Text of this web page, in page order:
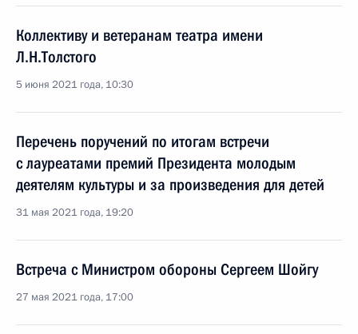
Коллективу и ветеранам театра имени
Л.Н.Толстого
5 июня 2021 года, 10:30
Перечень поручений по итогам встречи
с лауреатами премий Президента молодым
деятелям культуры и за произведения для детей
31 мая 2021 года, 19:20
Встреча с Министром обороны Сергеем Шойгу
27 мая 2021 года, 17:00